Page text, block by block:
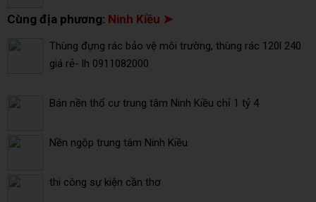
Cùng địa phương: Ninh Kiều ➤
Thùng đựng rác bảo vệ môi trường, thùng rác 120l 240
giá rẻ- lh 0911082000
Bán nền thổ cư trung tâm Ninh Kiều chỉ 1 tỷ 4
Nền ngộp trung tâm Ninh Kiều
thi công sự kiện cần thơ